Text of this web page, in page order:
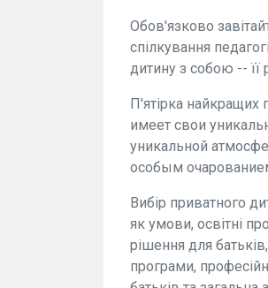
Обов'язково
спілкування
дитину з собою -- її
П'ятірка найкращих
имеет свои
уникальной
особым
Вибір приватного
як умови, освітні
рішення для
програми,